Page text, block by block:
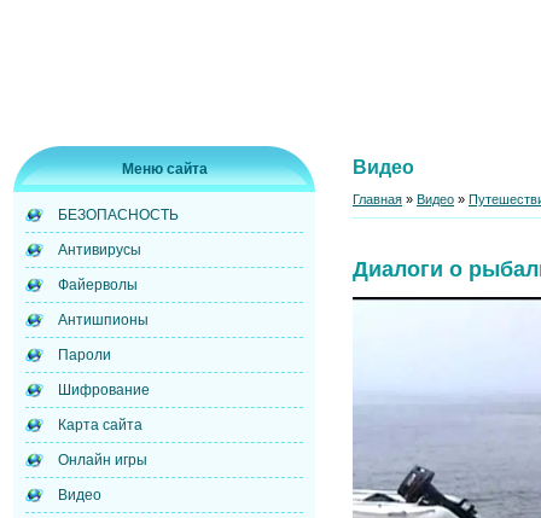
Меню сайта
БЕЗОПАСНОСТЬ
Антивирусы
Файерволы
Антишпионы
Пароли
Шифрование
Карта сайта
Онлайн игры
Видео
Видео
Главная » Видео »
Диалоги о